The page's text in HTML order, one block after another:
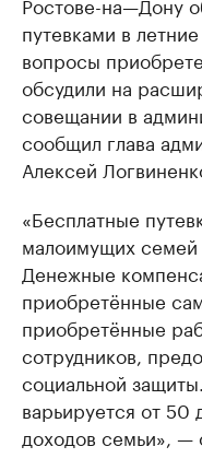
путевками в
вопросы
обсудили на
совещании в
сообщил глава
Алексей
«Бесплатные
малоимущих семей
Денежные
приобретённые
приобретённые
сотрудников,
социальной
варьируется от 50
доходов семьи», —